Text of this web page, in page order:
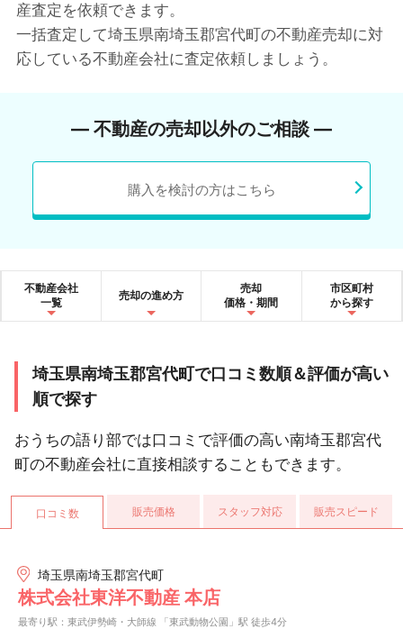
産査定を依頼できます。
一括査定して埼玉県南埼玉郡宮代町の不動産売却に対
応している不動産会社に査定依頼しましょう。
― 不動産の売却以外のご相談 ―
購入を検討の方はこちら
不動産会社
一覧
売却の進め方
売却
価格・期間
市区町村
から探す
埼玉県南埼玉郡宮代町で口コミ数順＆評価が高い
順で探す
おうちの語り部では口コミで評価の高い南埼玉郡宮代
町の不動産会社に直接相談することもできます。
口コミ数 販売価格 スタッフ対応 販売スピード
埼玉県南埼玉郡宮代町
株式会社東洋不動産 本店
最寄り駅：東武伊勢崎・大師線 「東武動物公園」駅 徒歩4分